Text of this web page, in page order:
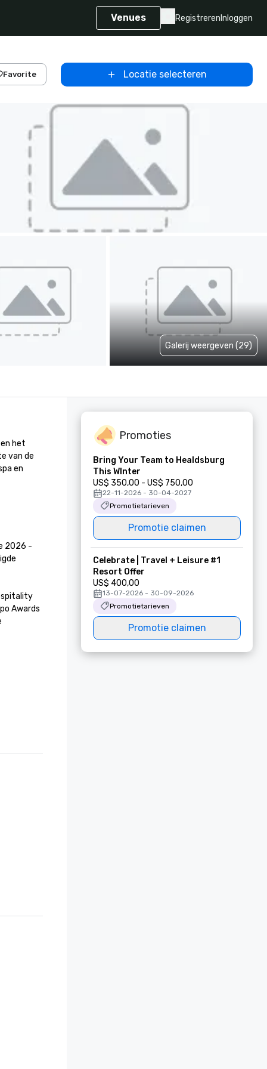
Venues Registreren Inloggen
Favorite Locatie selecteren
Galerij weergeven (29)
het
van de
en
2026 -
Awards
Promoties
Bring Your Team to Healdsburg
This WInter
US$ 350,00 - US$ 750,00
22-11-2026 - 30-04-2027
Promotietarieven
Promotie claimen
Celebrate | Travel + Leisure #1
Resort Offer
US$ 400,00
13-07-2026 - 30-09-2026
Promotietarieven
Promotie claimen